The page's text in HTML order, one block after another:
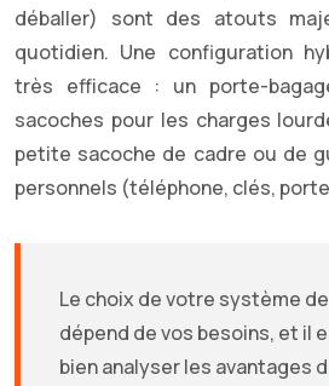
déballer) sont des atouts
quotidien. Une configuration
très efficace : un porte-
sacoches pour les charges
petite sacoche de cadre ou de
personnels (téléphone, clés,
Le choix de votre système
dépend de vos besoins, et il
bien analyser les avantages